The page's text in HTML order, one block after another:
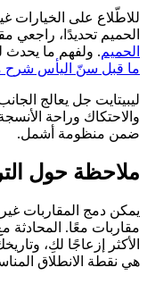
للاطّلاع على الخيارات
الحميم تحديدًا، راجعي
الحميم. ولفهم ما
ما قبل سنّ اليأس
ليبيتايت جل يعالج
والاحتكاك وراحة
ضمن منظومة أشمل.
ملاحظة حول
يمكن دمج المقاربات
مقاربات معًا. المحادثة
الأكثر إزعاجًا لكِ،
هي نقطة الانطلاق